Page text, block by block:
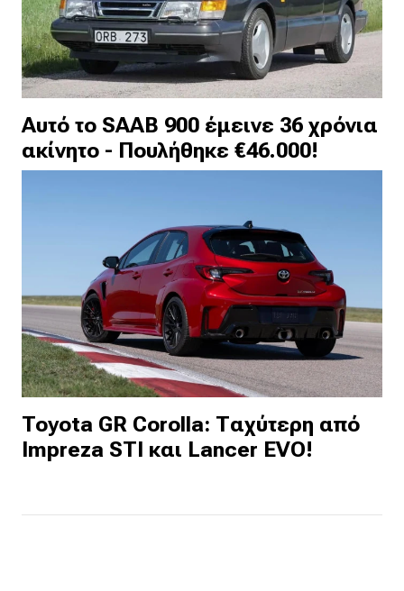
Αυτό το SAAB 900 έμεινε 36 χρόνια
ακίνητο - Πουλήθηκε €46.000!
Toyota GR Corolla: Ταχύτερη από
Impreza STI και Lancer EVO!